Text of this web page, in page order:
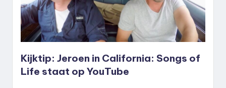
Kijktip: Jeroen in California: Songs of
Life staat op YouTube